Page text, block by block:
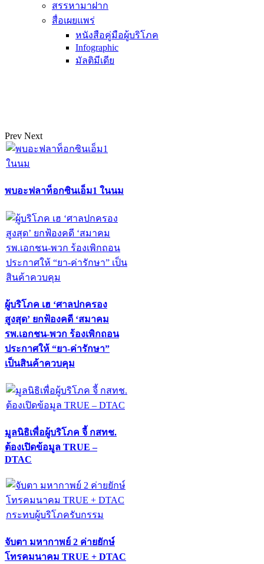
สรรหามาฝาก
สื่อเผยแพร่
หนังสือคู่มือผู้บริโภค
Infographic
มัลติมีเดีย
Prev Next
พบอะฟลาท็อกซินเอ็ม1 ในนม
ผู้บริโภค เฮ ‘ศาลปกครอง
สูงสุด’ ยกฟ้องคดี ‘สมาคม
รพ.เอกชน-พวก ร้องเพิกถอน
ประกาศให้ “ยา-ค่ารักษา”
เป็นสินค้าควบคุม
มูลนิธิเพื่อผู้บริโภค จี้ กสทช.
ต้องเปิดข้อมูล TRUE –
DTAC
จับตา มหากาพย์ 2 ค่ายยักษ์
โทรคมนาคม TRUE + DTAC